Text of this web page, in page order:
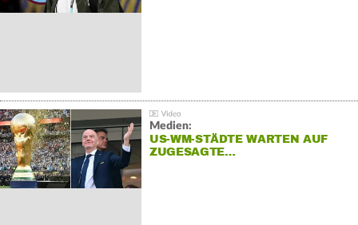
Medien:
US-WM-STÄDTE WARTEN AUF
ZUGESAGTE…